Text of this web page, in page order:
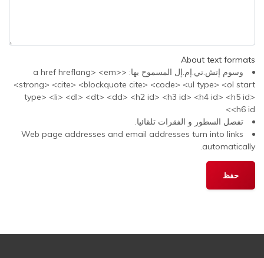
About text formats
وسوم إتش.تي.إم.إل المسموح بها: <a href hreflang> <em>
<strong> <cite> <blockquote cite> <code> <ul type> <ol start
type> <li> <dl> <dt> <dd> <h2 id> <h3 id> <h4 id> <h5 id>
<h6 id>
تفصل السطور و الفقرات تلقائيا.
Web page addresses and email addresses turn into links
automatically.